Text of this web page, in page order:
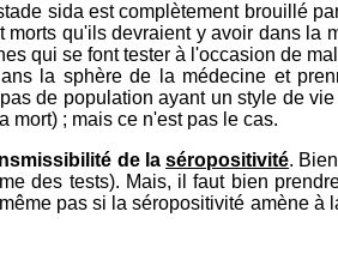
sida est complètement brouillé
morts qu'ils devraient y avoir dans
qui se font tester à l'occasion de
la sphère de la médecine et
de population ayant un style de
mort) ; mais ce n'est pas le cas.
de laséropositivité.
des tests). Mais, il faut bien
pas si la séropositivité amène